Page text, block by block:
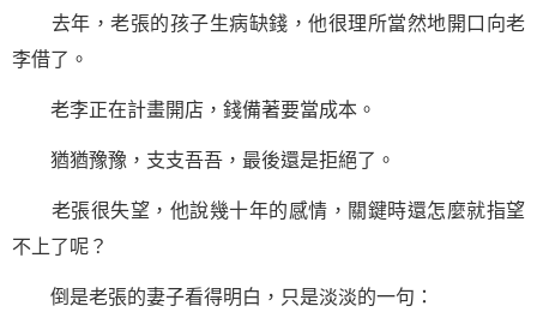
去年，老張的孩子生病缺錢，他很理所當然地開口向老
李借了。
老李正在計畫開店，錢備著要當成本。
猶猶豫豫，支支吾吾，最後還是拒絕了。
老張很失望，他說幾十年的感情，關鍵時還怎麼就指望
不上了呢？
倒是老張的妻子看得明白，只是淡淡的一句：